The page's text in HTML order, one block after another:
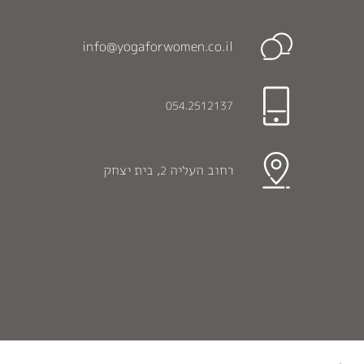
info@yogaforwomen.co.il
054.2512137
רחוב העליה 2, בית יצחק